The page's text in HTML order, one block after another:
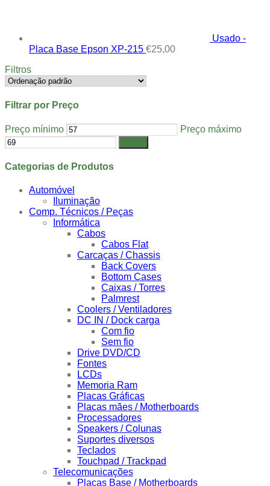
Usado -
Placa Base Epson XP-215 €25,00
Filtros
Filtrar por Preço
Preço mínimo Preço máximo
Categorias de Produtos
Automóvel
Iluminação
Comp. Técnicos / Peças
Informática
Cabos
Cabos Flat
Carcaças / Chassis
Back Covers
Bottom Cases
Caixas / Torres
Palmrest
Coolers / Ventiladores
DC IN / Dock carga
Com fio
Sem fio
Drive DVD/CD
Fontes
LCDs
Memoria Ram
Placas Gráficas
Placas mães / Motherboards
Processadores
Speakers / Colunas
Suportes diversos
Teclados
Touchpad / Trackpad
Telecomunicações
Placas Base / Motherboards